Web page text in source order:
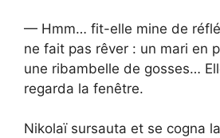
— Hmm… fit-elle mine de
ne fait pas rêver : un mari en
une ribambelle de gosses…
regarda la fenêtre.
Nikolaï sursauta et se cogna